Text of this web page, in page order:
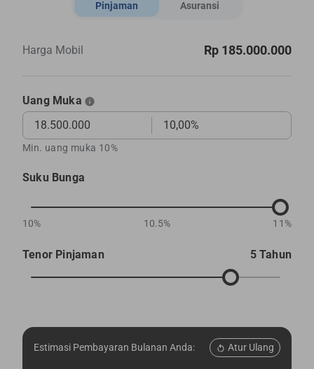
Pinjaman Asuransi
Harga Mobil Rp 185.000.000
Uang Muka
Min. uang muka 10%
Suku Bunga
10% 10.5% 11%
Tenor Pinjaman 5 Tahun
Estimasi Pembayaran Bulanan Anda: Atur Ulang